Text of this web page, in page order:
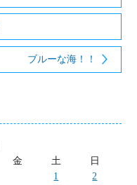
ブルーな海！！
金 土
日
1
2